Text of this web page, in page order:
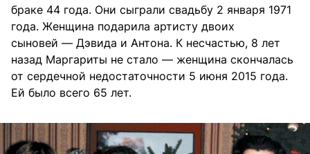
браке 44 года. Они сыграли свадьбу 2 января 1971
года. Женщина подарила артисту двоих
сыновей — Дэвида и Антона. К несчастью, 8 лет
назад Маргариты не стало — женщина скончалась
от сердечной недостаточности 5 июня 2015 года.
Ей было всего 65 лет.